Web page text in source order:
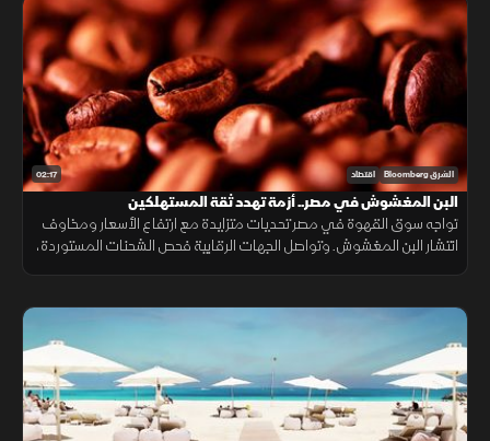
02:17 الشرق Bloomberg اقتصاد
البن المغشوش في مصر.. أزمة تهدد ثقة المستهلكين
تواجه سوق القهوة في مصر تحديات متزايدة مع ارتفاع الأسعار ومخاوف
انتشار البن المغشوش. وتواصل الجهات الرقابية فحص الشحنات المستوردة،